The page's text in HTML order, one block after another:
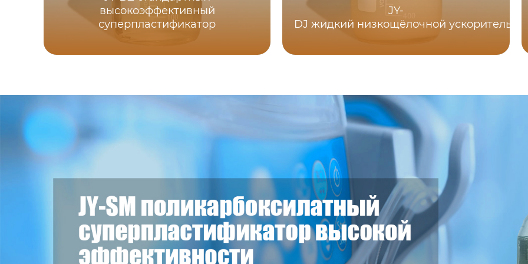
высокоэффективный
суперпластификатор
JY-
DJ жидкий низкощёлочной ускоритель